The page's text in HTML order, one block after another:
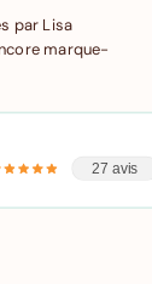
par Lisa
marque-
27 avis